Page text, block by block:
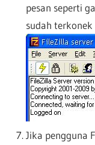
pesan seperti
sudah terkonek
Jika pengguna